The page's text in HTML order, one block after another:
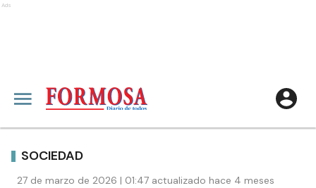
Ads
SOCIEDAD
27 de marzo de 2026 | 01:47 actualizado hace 4 meses